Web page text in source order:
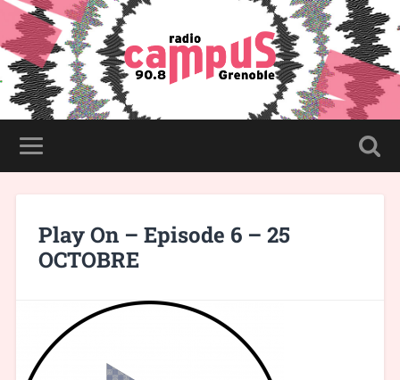
Play On – Episode 6 – 25
OCTOBRE